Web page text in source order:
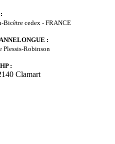
cedex ‑ FRANCE
:
Plessis-Robinson
:
Clamart